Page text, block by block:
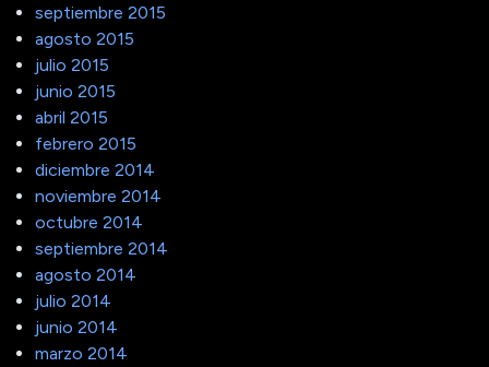
septiembre 2015
agosto 2015
julio 2015
junio 2015
abril 2015
febrero 2015
diciembre 2014
noviembre 2014
octubre 2014
septiembre 2014
agosto 2014
julio 2014
junio 2014
marzo 2014